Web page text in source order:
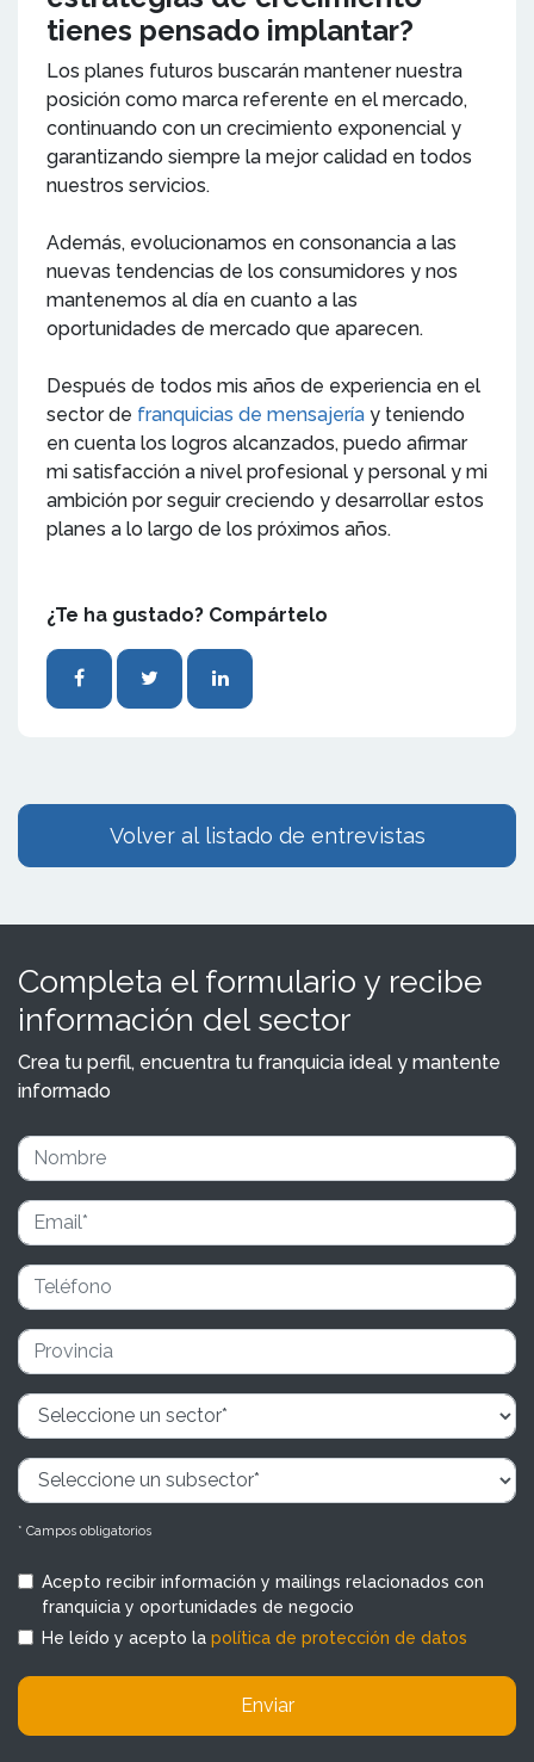
tienes pensado implantar?
Los planes futuros buscarán mantener nuestra
posición como marca referente en el mercado,
continuando con un crecimiento exponencial y
garantizando siempre la mejor calidad en todos
nuestros servicios.
Además, evolucionamos en consonancia a las
nuevas tendencias de los consumidores y nos
mantenemos al día en cuanto a las
oportunidades de mercado que aparecen.
Después de todos mis años de experiencia en el
sector de franquicias de mensajería y teniendo
en cuenta los logros alcanzados, puedo afirmar
mi satisfacción a nivel profesional y personal y mi
ambición por seguir creciendo y desarrollar estos
planes a lo largo de los próximos años.
¿Te ha gustado? Compártelo
Volver al listado de entrevistas
Completa el formulario y recibe
información del sector
Crea tu perfil, encuentra tu franquicia ideal y mantente
informado
* Campos obligatorios
Acepto recibir información y mailings relacionados con
franquicia y oportunidades de negocio
He leído y acepto la política de protección de datos
Enviar